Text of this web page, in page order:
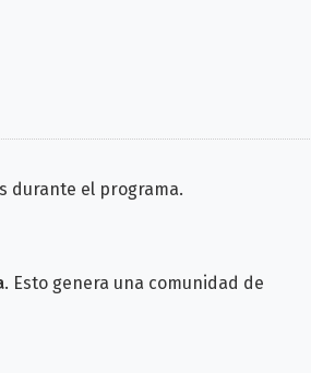
durante el programa.
. Esto genera una comunidad de